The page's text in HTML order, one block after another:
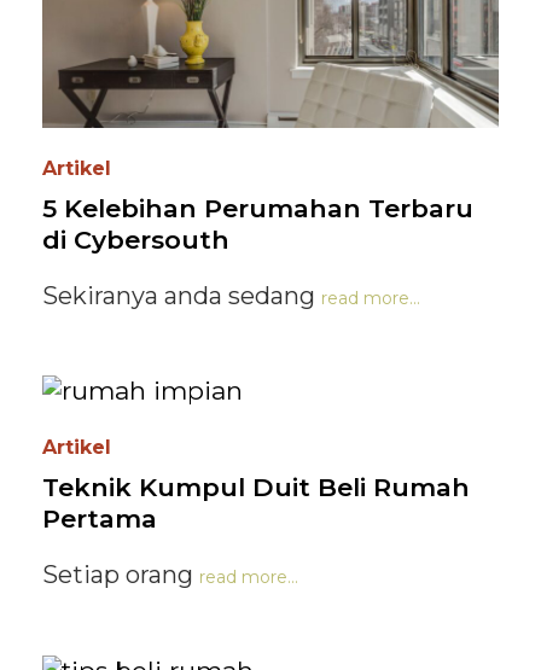
Artikel
5 Kelebihan Perumahan Terbaru
di Cybersouth
Sekiranya anda sedang read more...
Artikel
Teknik Kumpul Duit Beli Rumah
Pertama
Setiap orang read more...